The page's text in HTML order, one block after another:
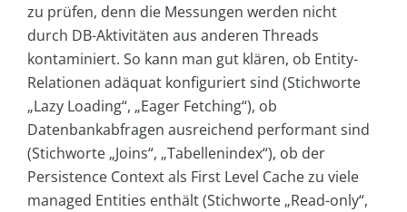
zu prüfen, denn die Messungen werden nicht
durch DB-Aktivitäten aus anderen Threads
kontaminiert. So kann man gut klären, ob Entity-
Relationen adäquat konfiguriert sind (Stichworte
„Lazy Loading“, „Eager Fetching“), ob
Datenbankabfragen ausreichend performant sind
(Stichworte „Joins“, „Tabellenindex“), ob der
Persistence Context als First Level Cache zu viele
managed Entities enthält (Stichworte „Read-only“,